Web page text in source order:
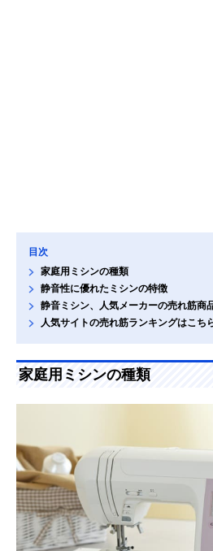
目次
家庭用ミシンの種類
静音性に優れたミシンの特徴
静音ミシン、人気メーカーの売れ筋商
人気サイトの売れ筋ランキングはこち
家庭用ミシンの種類